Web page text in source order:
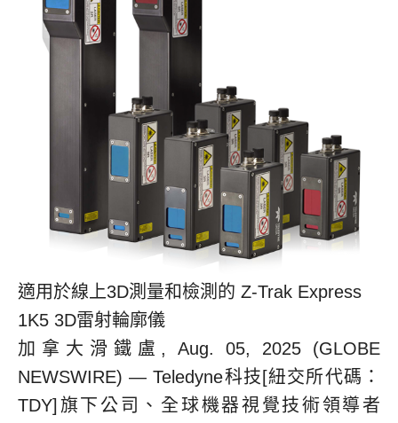
適用於線上3D測量和檢測的 Z-Trak Express
1K5 3D雷射輪廓儀
加拿大滑鐵盧, Aug. 05, 2025 (GLOBE
NEWSWIRE) — Teledyne科技[紐交所代碼：
TDY]旗下公司、全球機器視覺技術領導者